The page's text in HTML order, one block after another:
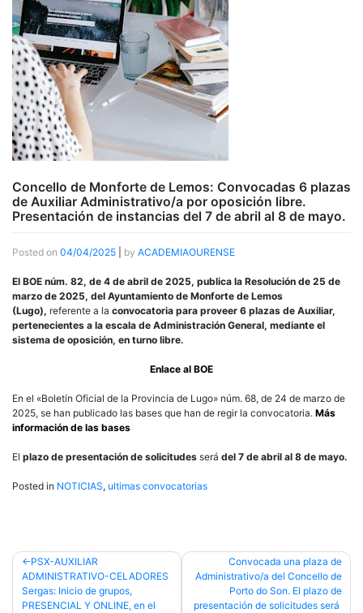
Concello de Monforte de Lemos: Convocadas 6 plazas
de Auxiliar Administrativo/a por oposición libre.
Presentación de instancias del 7 de abril al 8 de mayo.
Posted on 04/04/2025 by ACADEMIAOURENSE
El BOE núm. 82, de 4 de abril de 2025, publica la Resolución de 25 de
marzo de 2025, del Ayuntamiento de Monforte de Lemos
(Lugo), referente a la convocatoria para proveer 6 plazas de Auxiliar,
pertenecientes a la escala de Administración General, mediante el
sistema de oposición, en turno libre.
Enlace al BOE
En el «Boletín Oficial de la Provincia de Lugo» núm. 68, de 24 de marzo de
2025, se han publicado las bases que han de regir la convocatoria. Más
información de las bases
El plazo de presentación de solicitudes será del 7 de abril al 8 de mayo.
Posted in NOTICIAS, ultimas convocatorias
Post
navigation
PSX-AUXILIAR
ADMINISTRATIVO-CELADORES
Sergas: Inicio de grupos,
PRESENCIAL Y ONLINE, en el
Convocada una plaza de
Administrativo/a del Concello de
Porto do Son. El plazo de
presentación de solicitudes será